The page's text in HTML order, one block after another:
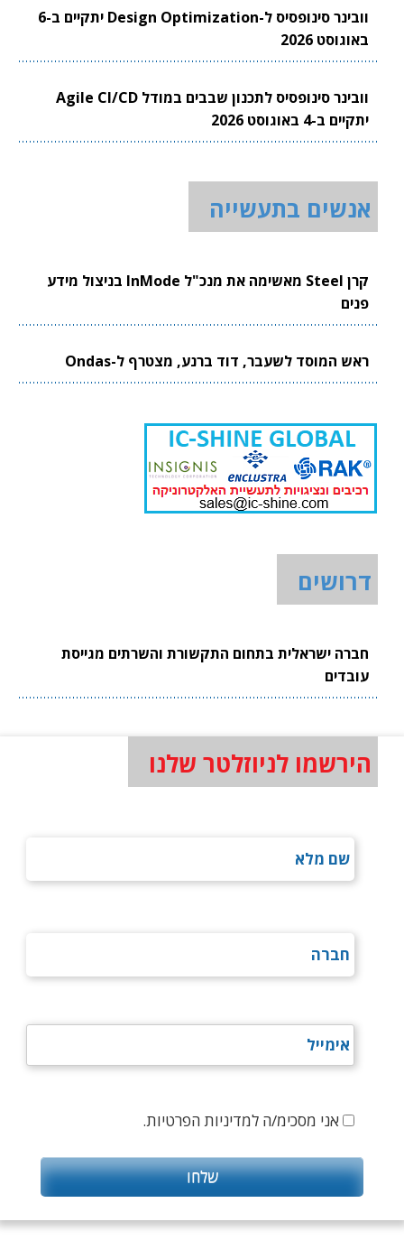
וובינר סינופסיס ל-Design Optimization יתקיים ב-6
באוגוסט 2026
וובינר סינופסיס לתכנון שבבים במודל Agile CI/CD
יתקיים ב-4 באוגוסט 2026
אנשים בתעשייה
קרן Steel מאשימה את מנכ"ל InMode בניצול מידע
פנים
ראש המוסד לשעבר, דוד ברנע, מצטרף ל-Ondas
דרושים
חברה ישראלית בתחום התקשורת והשרתים מגייסת
עובדים
הירשמו לניוזלטר שלנו
אני מסכימ/ה למדיניות הפרטיות.